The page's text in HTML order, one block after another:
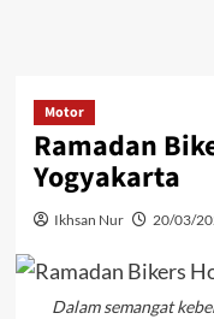
Motor
Ramadan
Yogyakarta
Ikhsan Nur 20/03/
Dalam semangat